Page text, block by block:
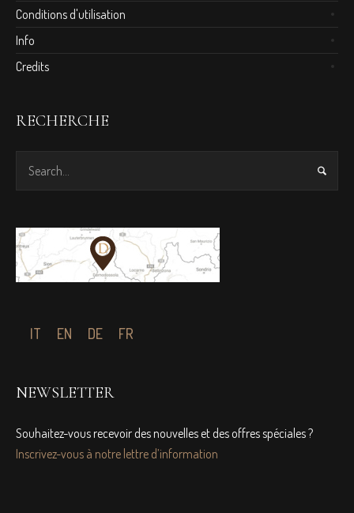
Conditions d'utilisation
Info
Credits
RECHERCHE
IT EN DE FR
NEWSLETTER
Souhaitez-vous recevoir des nouvelles et des offres spéciales ?
Inscrivez-vous à notre lettre d’information